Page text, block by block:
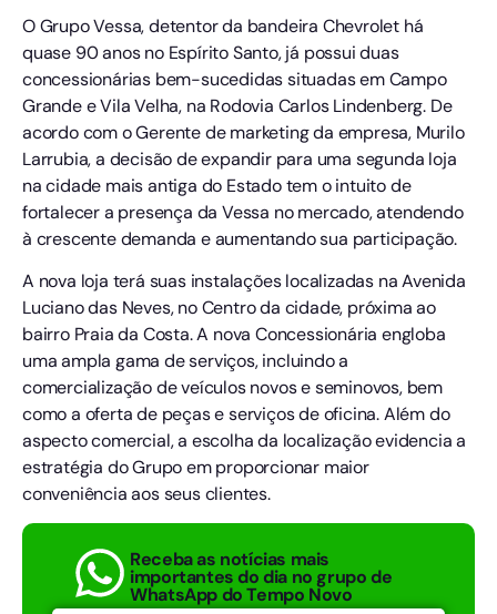
O Grupo Vessa, detentor da bandeira Chevrolet há
quase 90 anos no Espírito Santo, já possui duas
concessionárias bem-sucedidas situadas em Campo
Grande e Vila Velha, na Rodovia Carlos Lindenberg. De
acordo com o Gerente de marketing da empresa, Murilo
Larrubia, a decisão de expandir para uma segunda loja
na cidade mais antiga do Estado tem o intuito de
fortalecer a presença da Vessa no mercado, atendendo
à crescente demanda e aumentando sua participação.
A nova loja terá suas instalações localizadas na Avenida
Luciano das Neves, no Centro da cidade, próxima ao
bairro Praia da Costa. A nova Concessionária engloba
uma ampla gama de serviços, incluindo a
comercialização de veículos novos e seminovos, bem
como a oferta de peças e serviços de oficina. Além do
aspecto comercial, a escolha da localização evidencia a
estratégia do Grupo em proporcionar maior
conveniência aos seus clientes.
Receba as notícias mais
importantes do dia no grupo de
WhatsApp do Tempo Novo